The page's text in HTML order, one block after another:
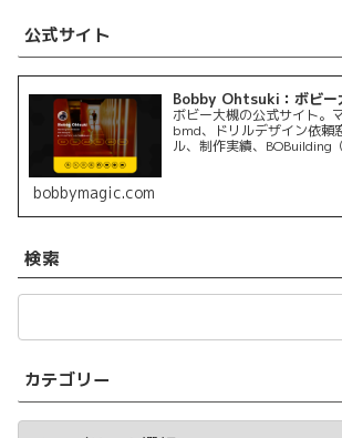
公式サイト
Bobby Ohtsuki：ボビー
ボビー大槻の公式サイト。
bmd、ドリルデザイン依頼
ル、制作実績、BOBuilding
bobbymagic.com
検索
カテゴリー